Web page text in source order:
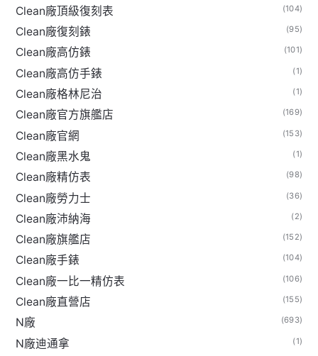
Clean廠頂級復刻表 (104)
Clean廠復刻錶 (95)
Clean廠高仿錶 (101)
Clean廠高仿手錶 (1)
Clean廠格林尼治 (1)
Clean廠官方旗艦店 (169)
Clean廠官網 (153)
Clean廠黑水鬼 (1)
Clean廠精仿表 (98)
Clean廠勞力士 (36)
Clean廠沛納海 (2)
Clean廠旗艦店 (152)
Clean廠手錶 (104)
Clean廠一比一精仿表 (106)
Clean廠直營店 (155)
N廠 (693)
N廠迪通拿 (1)